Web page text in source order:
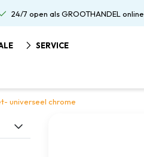
24/7 open als GROOTHANDEL online
SERVICE
universeel chrome